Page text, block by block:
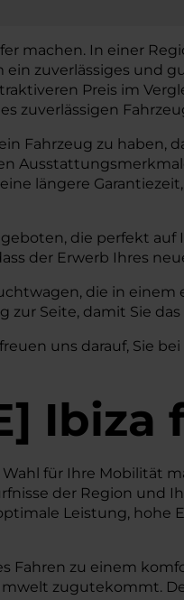
machen. In einer
zuverlässiges und
Preis im
zuverlässigen
Fahrzeug zu haben,
längere
die perfekt
der Erwerb Ihres
die in
Seite, damit Sie
uns darauf, Sie
] Ibiza
für Ihre Mobilität
der Region und
Leistung, hohe
Fahren zu einem
zugutekommt.